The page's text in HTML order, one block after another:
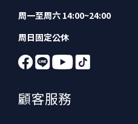
周一至周六 14:00~24:00
周日固定公休
顧客服務